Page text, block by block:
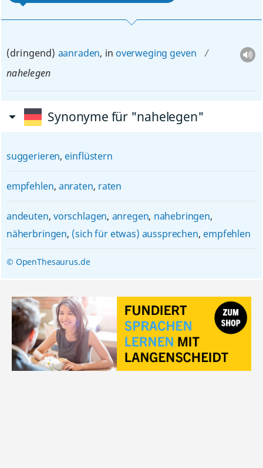
(dringend) aanraden, in overweging geven
nahelegen
Synonyme für "nahelegen"
suggerieren, einflüstern
empfehlen, anraten, raten
andeuten, vorschlagen, anregen, nahebringen,
näherbringen, (sich für etwas) aussprechen, empfehlen
© OpenThesaurus.de